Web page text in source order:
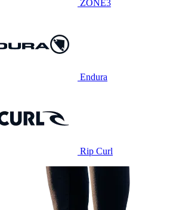
ZONE3
Endura
Rip Curl